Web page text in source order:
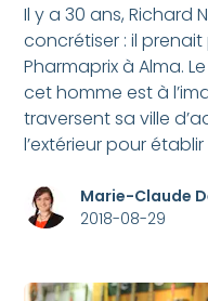
Il y a 30 ans, Richard
concrétiser : il
Pharmaprix à Alma.
cet homme est à
traversent sa ville
l’extérieur pour
Marie-Claude
2018-08-29